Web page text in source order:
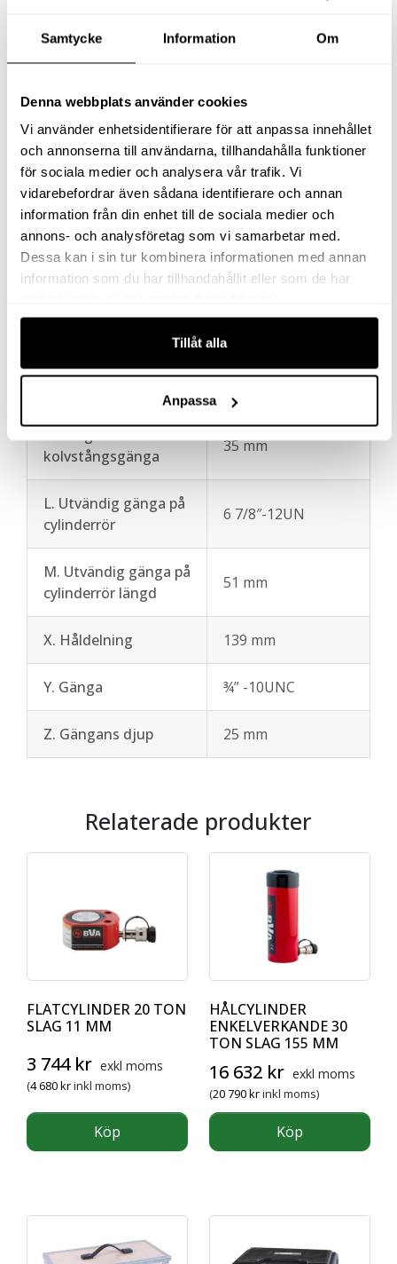
Samtycke Information Om
Denna webbplats använder cookies
Vi använder enhetsidentifierare för att anpassa innehållet
och annonserna till användarna, tillhandahålla funktioner
för sociala medier och analysera vår trafik. Vi
vidarebefordrar även sådana identifierare och annan
information från din enhet till de sociala medier och
annons- och analysföretag som vi samarbetar med.
Dessa kan i sin tur kombinera informationen med annan
information som du har tillhandahållit eller som de har
Tillåt alla
Anpassa
D. Cylinderns ytter Ø
E. Kolvstångens Ø
F. Sadelns ytter Ø 75 mm
G. Avstånd
cylinderbotten till
oljeinlopp
31 mm
cylindertoppen till
75 mm
kolvstångsgänga
35 mm
L. Utvändig gänga på
cylinderrör
6 7/8″-12UN
M. Utvändig gänga på
cylinderrör längd
51 mm
X. Håldelning 139 mm
Y. Gänga ¾” -10UNC
Z. Gängans djup 25 mm
Relaterade produkter
FLATCYLINDER 20 TON
SLAG 11 MM
3 744 kr exkl moms
(4 680krinkl moms)
Köp
HÅLCYLINDER
ENKELVERKANDE 30
TON SLAG 155 MM
16 632 kr exkl moms
(20 790krinkl moms)
Köp